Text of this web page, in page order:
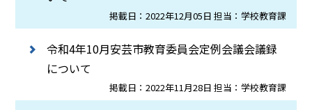
掲載日：2022年12月05日 担当：学校教育課
令和4年10月安芸市教育委員会定例会議会議録
について
掲載日：2022年11月28日 担当：学校教育課